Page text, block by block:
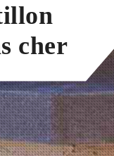
cher